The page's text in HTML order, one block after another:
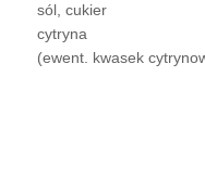
sól, cukier
cytryna
(ewent. kwasek